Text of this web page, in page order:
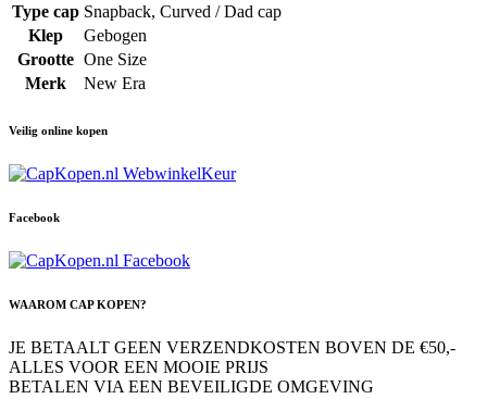
Type cap Snapback, Curved / Dad cap
Klep
Gebogen
Grootte One Size
Merk
New Era
Veilig online kopen
Facebook
WAAROM CAP KOPEN?
JE BETAALT GEEN VERZENDKOSTEN BOVEN DE €50,-
ALLES VOOR EEN MOOIE PRIJS
BETALEN VIA EEN BEVEILIGDE OMGEVING